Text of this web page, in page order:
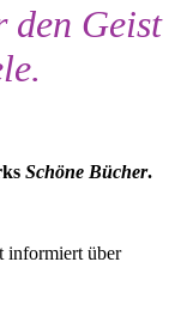
den Geist
Schöne Bücher.
informiert über